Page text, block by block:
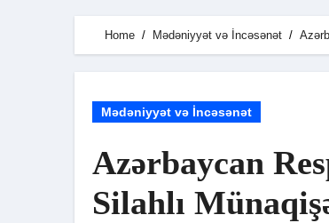
Home Mədəniyyət və İncəsənət
Mədəniyyət və İncəsənət
Azərbaycan
Silahlı